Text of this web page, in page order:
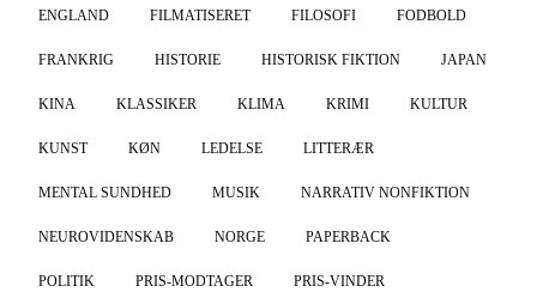
ENGLAND FILMATISERET FILOSOFI FODBOLD
FRANKRIG HISTORIE HISTORISK FIKTION JAPAN
KINA KLASSIKER KLIMA KRIMI KULTUR
KUNST KØN LEDELSE LITTERÆR
MENTAL SUNDHED MUSIK NARRATIV NONFIKTION
NEUROVIDENSKAB NORGE PAPERBACK
POLITIK PRIS-MODTAGER PRIS-VINDER